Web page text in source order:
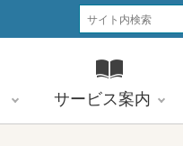
サービス案内